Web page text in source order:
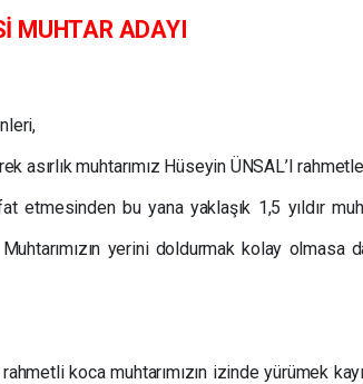
ADAYI
asırlık muhtarımız Hüseyin ÜNSAL’I
etmesinden bu yana yaklaşık 1,5 yıldır
yerini doldurmak kolay olmasa
koca muhtarımızın izinde yürümek